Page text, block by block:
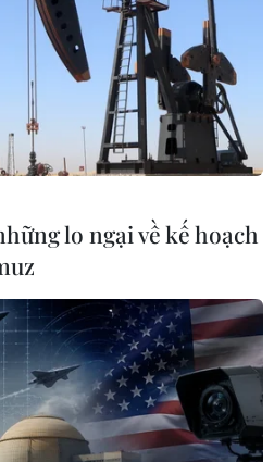
Hà Nội
binh Liệt sỹ
đêm: Để những người lính
vẹn
đêm: Để không một sự hy
đồng đội sau hơn nửa thế kỷ
lo ngại về kế hoạch